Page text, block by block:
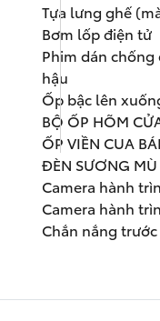
Tựa lưng ghế
Bơm lốp điện tử
Phim dán
hậu
Ốp bậc lên
BỘ ỐP HÕM
ỐP VIỀN CUA
ĐÈN SƯƠNG MÙ
Camera hành
Camera hành
Chắn nắng trước